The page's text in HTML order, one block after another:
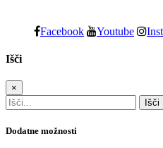
Facebook Youtube
Išči
×
Dodatne možnosti